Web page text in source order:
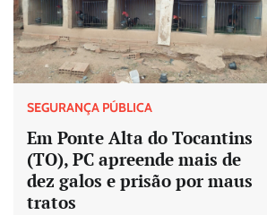
SEGURANÇA PÚBLICA
Em Ponte Alta do Tocantins
(TO), PC apreende mais de
dez galos e prisão por maus
tratos